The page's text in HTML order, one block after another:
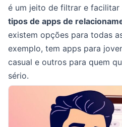
é um jeito de filtrar e facilitar
tipos de apps de
existem opções para todas
exemplo, tem apps para
casual e outros para quem
sério.